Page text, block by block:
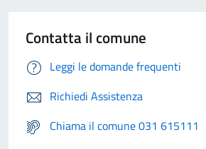
Contatta il comune
Leggi le domande frequenti
Richiedi Assistenza
Chiama il comune 031 615111